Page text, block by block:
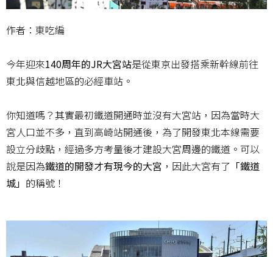
作者：東吃編
今年迎來140周年的JR大宮站是從東京出發搭乘新幹線前往
東北與信越地區的必經車站。
你知道嗎？其實最初鐵道開通時並沒有大宮站，因為當時大
宮人口並不多，直到高崎站開通後，為了開發東北本線需要
設立分歧點，經過多方考量後才建設大宮周邊的鐵道。可以
說是因為鐵道的開發才有現今的大宮 ，因此大宮有了 「鐵道
城」 的稱號！